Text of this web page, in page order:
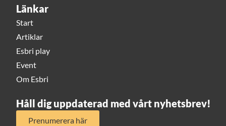
Länkar
Start
Artiklar
Esbri play
Event
Om Esbri
Håll dig uppdaterad med vårt nyhetsbrev!
Prenumerera här